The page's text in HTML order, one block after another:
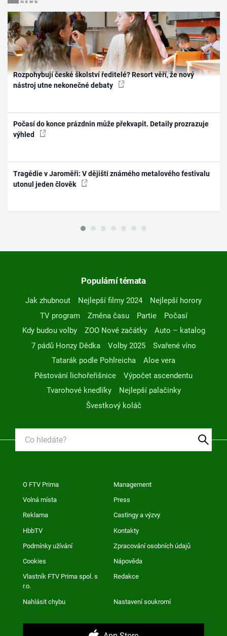
Rozpohybují české školství ředitelé? Resort věří, že nový
nástroj utne nekonečné debaty
Počasí do konce prázdnin může překvapit. Detaily prozrazuje
výhled
Tragédie v Jaroměři: V dějišti známého metalového festivalu
utonul jeden člověk
Populární témata
Jak zhubnout Nejlepší filmy 2024
Nejlepší horory
TV program
Změna času Partie
Počasí
Kdy budou volby
ZOO Nové začátky
Auto – katalog
7 pádů Honzy Dědka
Volby 2025
Svařené víno
Tatarák podle Pohlreicha
Aloe vera
Pěstování lichořeřišnice
Výpočet ascendentu
Tvarohové knedlíky
Nejlepší palačinky
Švestkový koláč
O FTV Prima Management
Volná místa Press
Reklama Castingy a výzvy
HbbTV Kontakty
Podmínky užívání Zpracování osobních údajů
Cookies Nápověda
Vlastník FTV Prima spol. s
r.o.
Redakce
Nahlásit chybu Nastavení soukromí